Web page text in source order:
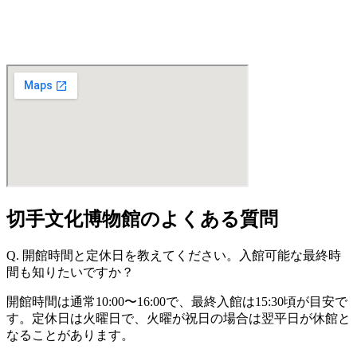
切手文化博物館のよくある質問
Q. 開館時間と定休日を教えてください。入館可能な最終時
間も知りたいですか？
開館時間は通常10:00〜16:00で、最終入館は15:30頃が目安で
す。定休日は火曜日で、火曜が祝日の場合は翌平日が休館と
なることがあります。